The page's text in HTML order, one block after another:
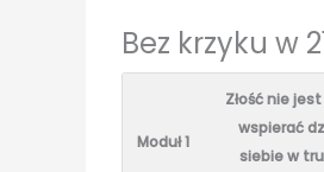
Bez krzyku w
Moduł 1
Złość nie jest
wspierać
siebie w